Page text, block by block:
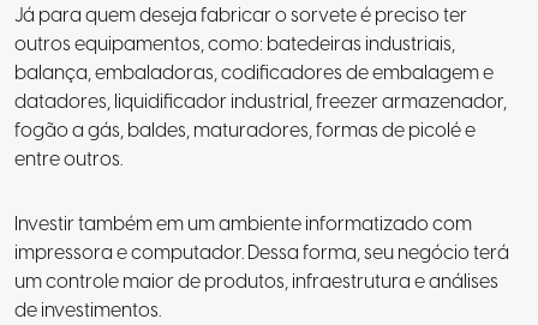
Já para quem deseja fabricar o sorvete é preciso ter
outros equipamentos, como: batedeiras industriais,
balança, embaladoras, codificadores de embalagem e
datadores, liquidificador industrial, freezer armazenador,
fogão a gás, baldes, maturadores, formas de picolé e
entre outros.
Investir também em um ambiente informatizado com
impressora e computador. Dessa forma, seu negócio terá
um controle maior de produtos, infraestrutura e análises
de investimentos.